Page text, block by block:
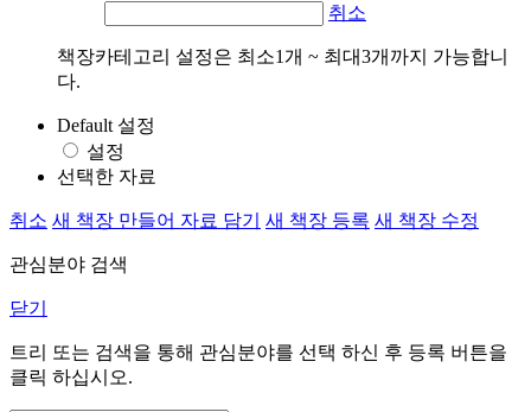
취소
책장카테고리 설정은 최소1개 ~ 최대3개까지 가능합니
다.
Default 설정
설정
선택한 자료
취소 새 책장 만들어 자료 담기 새 책장 등록 새 책장 수정
관심분야 검색
닫기
트리 또는 검색을 통해 관심분야를 선택 하신 후 등록 버튼을
클릭 하십시오.